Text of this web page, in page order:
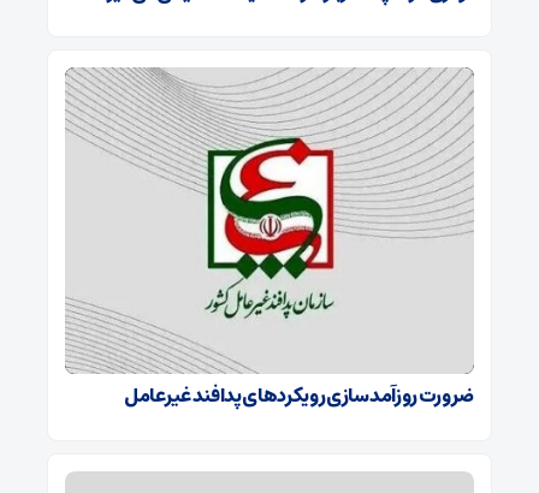
ضرورت روزآمدسازی رویکردهای پدافند غیرعامل